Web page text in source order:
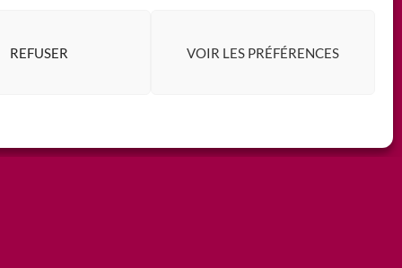
REFUSER VOIR LES PRÉFÉRENCES